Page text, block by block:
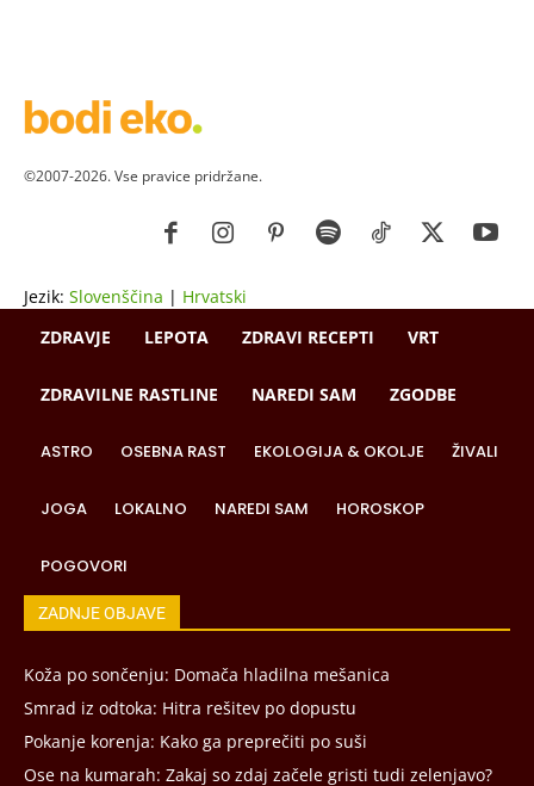
©2007-2026. Vse pravice pridržane.
Jezik: Slovenščina | Hrvatski
ZDRAVJE
LEPOTA ZDRAVI RECEPTI VRT
ZDRAVILNE RASTLINE NAREDI SAM ZGODBE
ASTRO OSEBNA RAST EKOLOGIJA & OKOLJE ŽIVALI
JOGA LOKALNO NAREDI SAM HOROSKOP
POGOVORI
ZADNJE OBJAVE
Koža po sončenju: Domača hladilna mešanica
Smrad iz odtoka: Hitra rešitev po dopustu
Pokanje korenja: Kako ga preprečiti po suši
Ose na kumarah: Zakaj so zdaj začele gristi tudi zelenjavo?